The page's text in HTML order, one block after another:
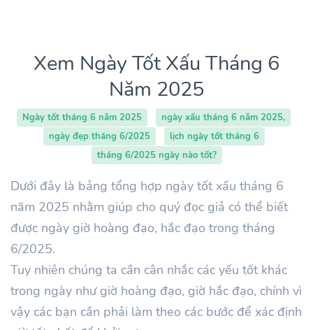
Xem Ngày Tốt Xấu Tháng 6
Năm 2025
Ngày tốt tháng 6 năm 2025
ngày xấu tháng 6 năm 2025,
ngày đẹp tháng 6/2025
lịch ngày tốt tháng 6
tháng 6/2025 ngày nào tốt?
Dưới đây là bảng tổng hợp ngày tốt xấu tháng 6
năm 2025 nhằm giúp cho quý đọc giả có thể biết
được ngày giờ hoàng đạo, hắc đạo trong tháng
6/2025.
Tuy nhiên chúng ta cần cân nhắc các yếu tốt khác
trong ngày như giờ hoàng đạo, giờ hắc đạo, chính vì
vậy các bạn cần phải làm theo các bước để xác định